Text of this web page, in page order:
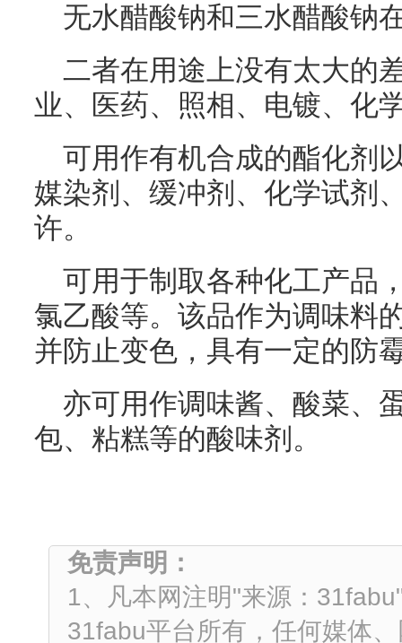
无水醋酸钠和三水醋酸钠
二者在用途上没有太大的
业、医药、照相、电镀、化
可用作有机合成的酯化剂
媒染剂、缓冲剂、化学试剂
许。
可用于制取各种化工产品
氯乙酸等。该品作为调味料
并防止变色，具有一定的防
亦可用作调味酱、酸菜、
包、粘糕等的酸味剂。
免责声明：
1、凡本网注明"来源：
31fabu平台所有，任何媒体